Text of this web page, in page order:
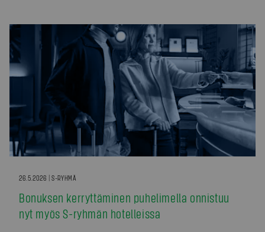
26.5.2026 | S-RYHMÄ
Bonuksen kerryttäminen puhelimella onnistuu
nyt myös S-ryhmän hotelleissa